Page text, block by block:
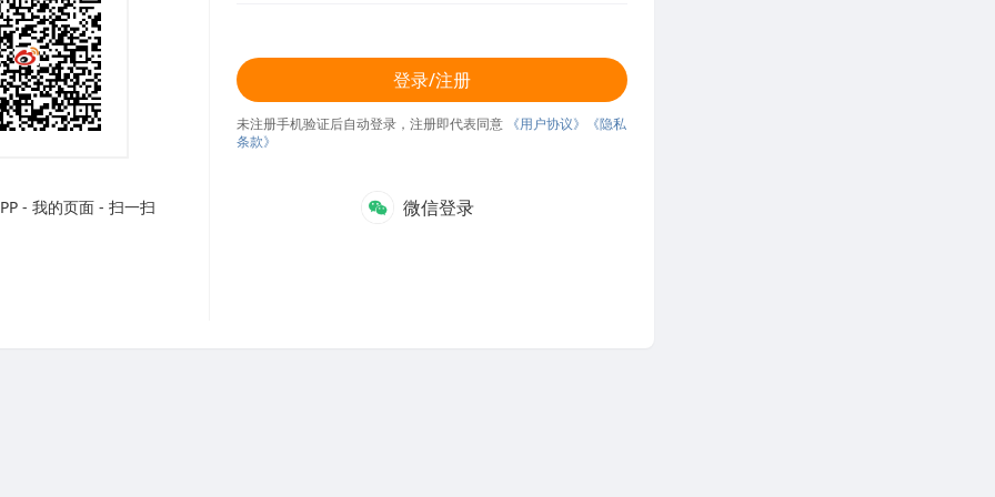
- 我的页面 - 扫一扫
登录/注册
未注册手机验证后自动登录，注册即代表同意 《用户协议》
《隐私
条款》
微信登录